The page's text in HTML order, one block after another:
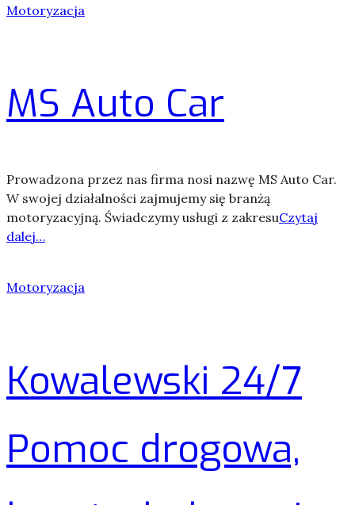
Motoryzacja
MS Auto Car
Prowadzona przez nas firma nosi nazwę MS Auto Car.
W swojej działalności zajmujemy się branżą
motoryzacyjną. Świadczymy usługi z zakresuCzytaj
dalej…
Motoryzacja
Kowalewski 24/7
Pomoc drogowa,